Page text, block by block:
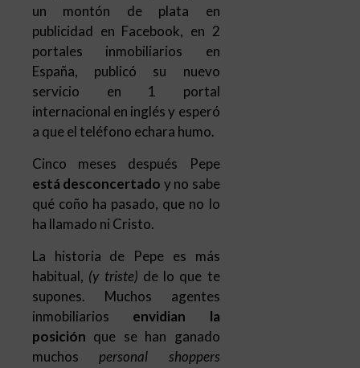
un montón de plata en
publicidad en Facebook, en 2
portales inmobiliarios en
España, publicó su nuevo
servicio en 1 portal
internacional en inglés y esperó
a que el teléfono echara humo.
Cinco meses después Pepe
está desconcertado y no sabe
qué coño ha pasado, que no lo
ha llamado ni Cristo.
La historia de Pepe es más
habitual, (y triste) de lo que te
supones. Muchos agentes
inmobiliarios envidian la
posición que se han ganado
muchos personal shoppers